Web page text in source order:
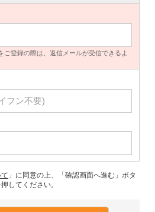
登録の際は、返信メールが受信できるよ
」に同意の上、「確認画面へ進む」ボタ
してください。